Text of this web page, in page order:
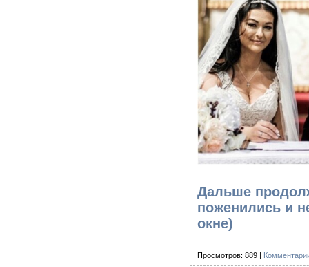
Дальше
поженились и
окне)
Просмотров: 889 |